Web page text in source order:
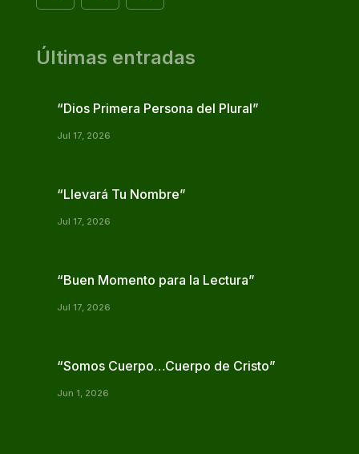
Últimas entradas
“Dios Primera Persona del Plural”
Jul 17, 2026
“Llevará Tu Nombre”
Jul 17, 2026
“Buen Momento para la Lectura”
Jul 17, 2026
“Somos Cuerpo…Cuerpo de Cristo”
Jun 1, 2026